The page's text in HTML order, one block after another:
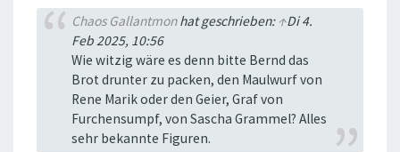
Chaos Gallantmonhat geschrieben: ↑Di 4.
Feb 2025, 10:56
Wie witzig wäre es denn bitte Bernd das
Brot drunter zu packen, den Maulwurf von
Rene Marik oder den Geier, Graf von
Furchensumpf, von Sascha Grammel? Alles
sehr bekannte Figuren.